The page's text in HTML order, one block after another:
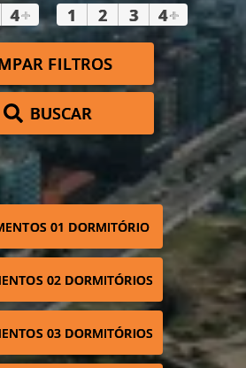
4+ 1 2 3 4+
FILTROS
BUSCAR
01 DORMITÓRIO
02 DORMITÓRIOS
03 DORMITÓRIOS